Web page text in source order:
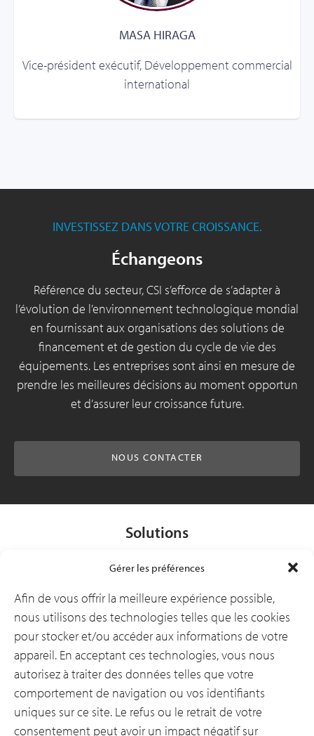
Gérer les préférences
Afin de vous offrir la meilleure expérience possible,
nous utilisons des technologies telles que les cookies
pour stocker et/ou accéder aux informations de votre
appareil. En acceptant ces technologies, vous nous
autorisez à traiter des données telles que votre
comportement de navigation ou vos identifiants
uniques sur ce site. Le refus ou le retrait de votre
consentement peut avoir un impact négatif sur
MASA HIRAGA
Vice-président exécutif, Développement commercial
international
INVESTISSEZ DANS VOTRE CROISSANCE.
Échangeons
Référence du secteur, CSI s’efforce de s’adapter à
l’évolution de l’environnement technologique mondial
en fournissant aux organisations des solutions de
financement et de gestion du cycle de vie des
équipements. Les entreprises sont ainsi en mesure de
prendre les meilleures décisions au moment opportun
et d’assurer leur croissance future.
NOUS CONTACTER
Solutions
Secteurs d’activité
Ressources
Notre entreprise